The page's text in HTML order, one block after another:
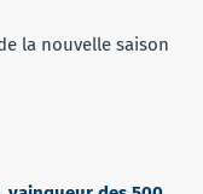
la nouvelle saison